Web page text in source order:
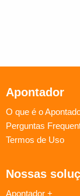
Apontador
O que é o
Perguntas
Termos de Uso
Nossas
Apontador +